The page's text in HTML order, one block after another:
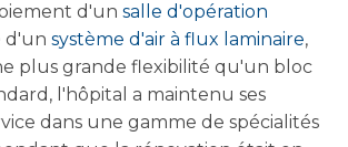
d'un salle d'opération
d'un système d'air à flux laminaire,
plus grande flexibilité qu'un bloc
l'hôpital a maintenu ses
dans une gamme de spécialités